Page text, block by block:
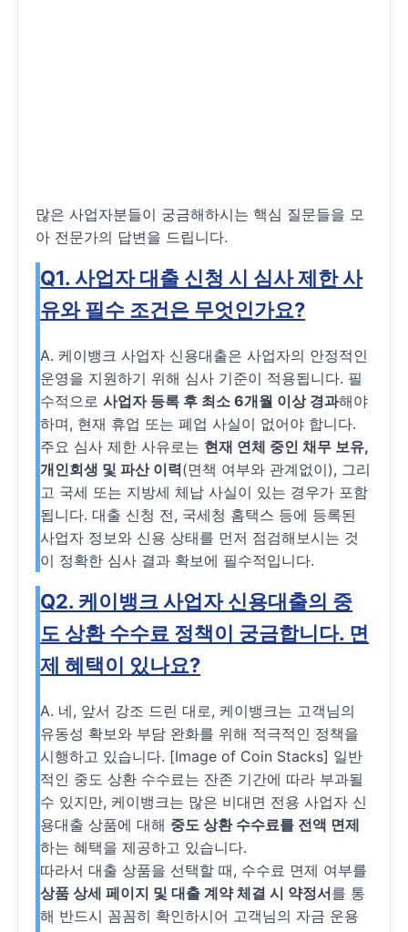
많은 사업자분들이 궁금해하시는 핵심 질문들을 모
아 전문가의 답변을 드립니다.
Q1. 사업자 대출 신청 시 심사 제한 사
유와 필수 조건은 무엇인가요?
A. 케이뱅크 사업자 신용대출은 사업자의 안정적인
운영을 지원하기 위해 심사 기준이 적용됩니다. 필
수적으로사업자 등록 후 최소 6개월 이상 경과해야
하며, 현재 휴업 또는 폐업 사실이 없어야 합니다.
주요 심사 제한 사유로는 현재 연체 중인 채무 보유,
개인회생 및 파산 이력(면책 여부와 관계없이), 그리
고 국세 또는 지방세 체납 사실이 있는 경우가 포함
됩니다. 대출 신청 전, 국세청 홈택스 등에 등록된
사업자 정보와 신용 상태를 먼저 점검해보시는 것
이 정확한 심사 결과 확보에 필수적입니다.
Q2. 케이뱅크 사업자 신용대출의 중
도 상환 수수료 정책이 궁금합니다. 면
제 혜택이 있나요?
A. 네, 앞서 강조 드린 대로, 케이뱅크는 고객님의
유동성 확보와 부담 완화를 위해 적극적인 정책을
시행하고 있습니다. [Image of Coin Stacks] 일반
적인 중도 상환 수수료는 잔존 기간에 따라 부과될
수 있지만, 케이뱅크는 많은 비대면 전용 사업자 신
용대출 상품에 대해 중도 상환 수수료를 전액 면제
하는 혜택을 제공하고 있습니다.
따라서 대출 상품을 선택할 때, 수수료 면제 여부를
상품 상세 페이지 및 대출 계약 체결 시 약정서를 통
해 반드시 꼼꼼히 확인하시어 고객님의 자금 운용